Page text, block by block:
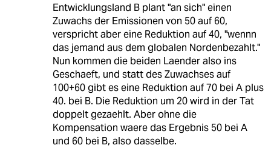
Entwicklungsland B plant "an sich" einen
Zuwachs der Emissionen von 50 auf 60,
verspricht aber eine Reduktion auf 40, "wennn
das jemand aus dem globalen Nordenbezahlt."
Nun kommen die beiden Laender also ins
Geschaeft, und statt des Zuwachses auf
100+60 gibt es eine Reduktion auf 70 bei A plus
40. bei B. Die Reduktion um 20 wird in der Tat
doppelt gezaehlt. Aber ohne die
Kompensation waere das Ergebnis 50 bei A
und 60 bei B, also dasselbe.